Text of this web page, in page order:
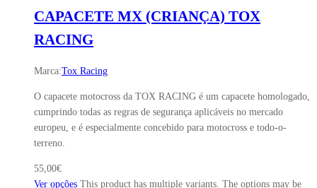
CAPACETE MX (CRIANÇA) TOX
RACING
Marca:Tox Racing
O capacete motocross da TOX RACING é um capacete homologado,
cumprindo todas as regras de segurança aplicáveis no mercado
europeu, e é especialmente concebido para motocross e todo-o-
terreno.
55,00€
Ver opções This product has multiple variants. The options may be